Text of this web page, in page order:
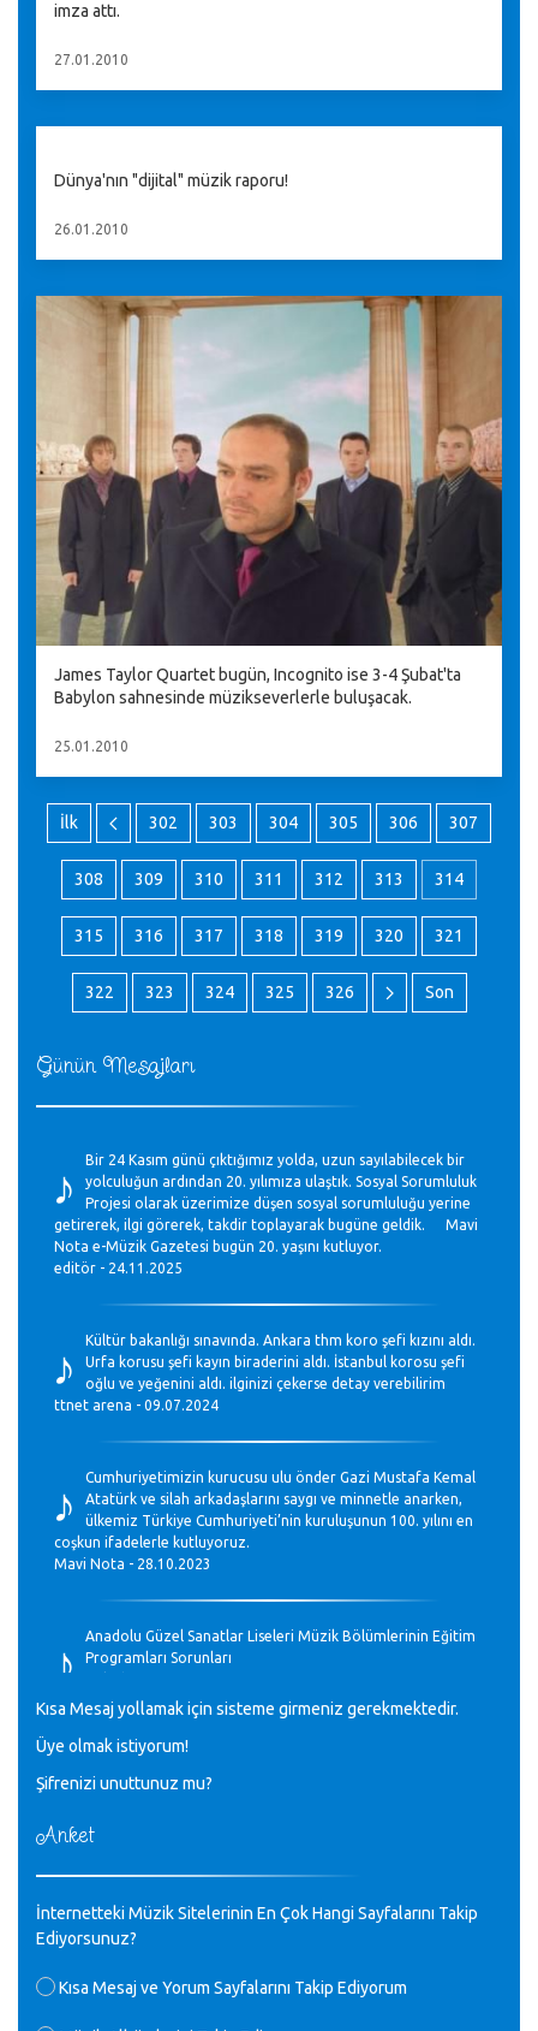
Günün Mesajları
♪
Bir 24 Kasım günü çıktığımız yolda, uzun sayılabilecek bir
yolculuğun ardından 20. yılımıza ulaştık. Sosyal Sorumluluk
Projesi olarak üzerimize düşen sosyal sorumluluğu yerine
getirerek, ilgi görerek, takdir toplayarak bugüne geldik. Mavi
Nota e-Müzik Gazetesi bugün 20. yaşını kutluyor.
editör - 24.11.2025
♪
Kültür bakanlığı sınavında. Ankara thm koro şefi kızını aldı.
Urfa korusu şefi kayın biraderini aldı. İstanbul korosu şefi
oğlu ve yeğenini aldı. ilginizi çekerse detay verebilirim
ttnet arena - 09.07.2024
♪
Cumhuriyetimizin kurucusu ulu önder Gazi Mustafa Kemal
Atatürk ve silah arkadaşlarını saygı ve minnetle anarken,
ülkemiz Türkiye Cumhuriyeti’nin kuruluşunun 100. yılını en
coşkun ifadelerle kutluyoruz.
Mavi Nota - 28.10.2023
♪
Anadolu Güzel Sanatlar Liseleri Müzik Bölümlerinin Eğitim
Programları Sorunları
♪
GEÇMİŞ OLSUN TÜRKİYE!
Mavi Nota - 07.02.2023
♪
30 yıl sonra karşılaşmak çok güzel Kurtuluş, teveccüh
M.Semih Baylan - 08.01.2023
♪
Değerli Müfit hocama en içten sevgi saygılarımı iletin
yaptım.1994 yılında derginin bu daldaki ödülüne layık
Kısa Mesaj yollamak için sisteme girmeniz gerekmektedir.
Üye olmak istiyorum!
Şifrenizi unuttunuz mu?
Anket
İnternetteki Müzik Sitelerinin En Çok Hangi Sayfalarını Takip
Ediyorsunuz?
Kısa Mesaj ve Yorum Sayfalarını Takip Ediyorum
imza attı.
27.01.2010
Dünya'nın "dijital" müzik raporu!
26.01.2010
James Taylor Quartet bugün, Incognito ise 3-4 Şubat'ta
Babylon sahnesinde müzikseverlerle buluşacak.
25.01.2010
İlk 302 303 304 305 306 307
308 309 310 311 312 313 314
315 316 317 318 319 320 321
322 323 324 325 326 Son